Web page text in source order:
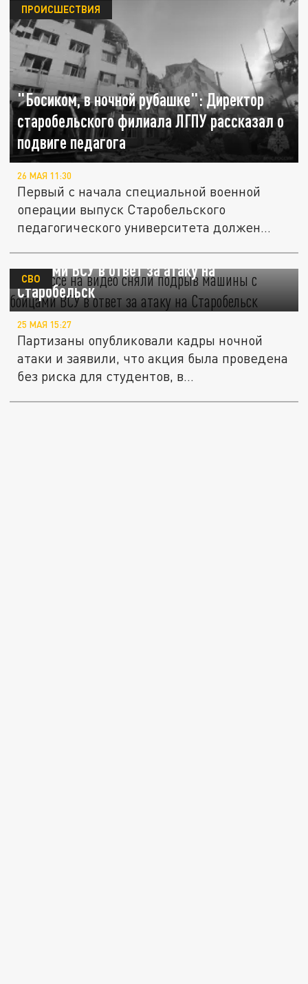
"Босиком, в ночной рубашке": Директор
старобельского филиала ЛГПУ рассказал о
подвиге педагога
ПРОИСШЕСТВИЯ
26 МАЯ 11:30
Первый с начала специальной военной
операции выпуск Старобельского
педагогического университета должен
В Одессе на видео сняли подрыв машины с
бойцами ВСУ в ответ за атаку на
Старобельск
СВО
25 МАЯ 15:27
Партизаны опубликовали кадры ночной
атаки и заявили, что акция была проведена
без риска для студентов, в...